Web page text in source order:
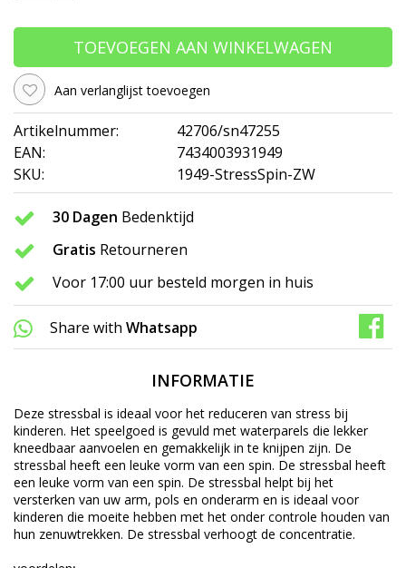
TOEVOEGEN AAN WINKELWAGEN
Aan verlanglijst toevoegen
Artikelnummer:
42706/sn47255
EAN:
7434003931949
SKU:
1949-StressSpin-ZW
30 Dagen Bedenktijd
Gratis Retourneren
Voor 17:00 uur besteld morgen in huis
Share with Whatsapp
INFORMATIE
Deze stressbal is ideaal voor het reduceren van stress bij
kinderen. Het speelgoed is gevuld met waterparels die lekker
kneedbaar aanvoelen en gemakkelijk in te knijpen zijn. De
stressbal heeft een leuke vorm van een spin. De stressbal heeft
een leuke vorm van een spin. De stressbal helpt bij het
versterken van uw arm, pols en onderarm en is ideaal voor
kinderen die moeite hebben met het onder controle houden van
hun zenuwtrekken. De stressbal verhoogt de concentratie.